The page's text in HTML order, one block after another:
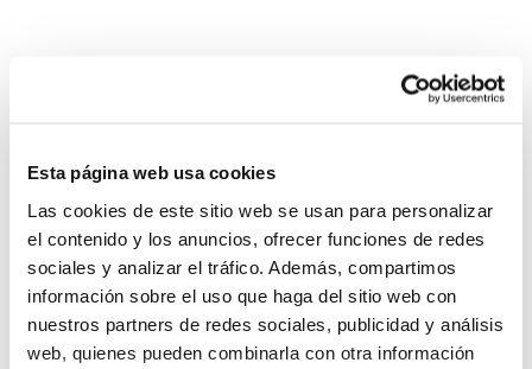
Esta página web usa cookies
Las cookies de este sitio web se usan para personalizar
el contenido y los anuncios, ofrecer funciones de redes
sociales y analizar el tráfico. Además, compartimos
información sobre el uso que haga del sitio web con
nuestros partners de redes sociales, publicidad y análisis
web, quienes pueden combinarla con otra información